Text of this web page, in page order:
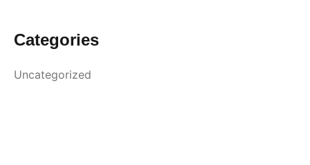
Categories
Uncategorized